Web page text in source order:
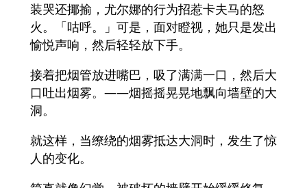
装哭还揶揄，尤尔娜的行为招惹卡夫马的怒
火。「咕呼。」可是，面对瞪视，她只是发出
愉悦声响，然后轻轻放下手。
接着把烟管放进嘴巴，吸了满满一口，然后大
口吐出烟雾。——烟摇摇晃晃地飘向墙壁的大
洞。
就这样，当缭绕的烟雾抵达大洞时，发生了惊
人的变化。